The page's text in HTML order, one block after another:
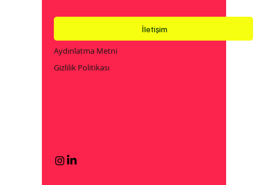
İletişim
Aydınlatma Metni
Gizlilik Politikası